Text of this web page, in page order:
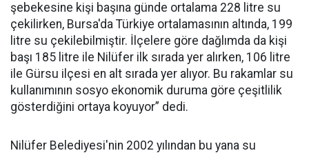
şebekesine kişi başına günde ortalama 228 litre su
çekilirken, Bursa'da Türkiye ortalamasının altında, 199
litre su çekilebilmiştir. İlçelere göre dağlımda da kişi
başı 185 litre ile Nilüfer ilk sırada yer alırken, 106 litre
ile Gürsu ilçesi en alt sırada yer alıyor. Bu rakamlar su
kullanımının sosyo ekonomik duruma göre çeşitlilik
gösterdiğini ortaya koyuyor” dedi.
Nilüfer Belediyesi'nin 2002 yılından bu yana su